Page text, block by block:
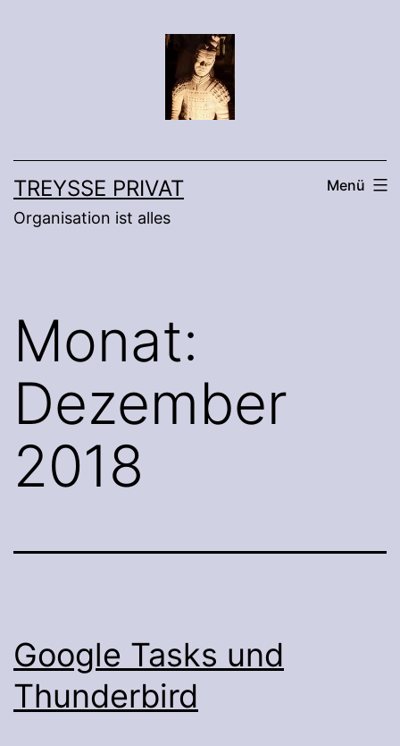
TREYSSE PRIVAT
Organisation ist alles
Menü
Monat:
Dezember
2018
Google Tasks und
Thunderbird